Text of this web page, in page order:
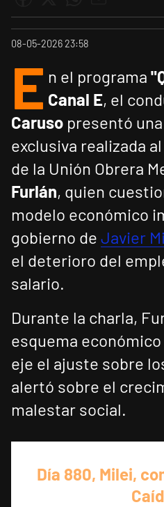
08-05-2026 23:58
E n el programa
Canal E, el
Caruso presentó
exclusiva realizada
de la Unión Obrera
Furlán, quien
modelo económico
gobierno de Javier
el deterioro del
salario.
Durante la charla,
esquema
eje el ajuste sobre
alertó sobre el
malestar social.
Día 880, Milei,